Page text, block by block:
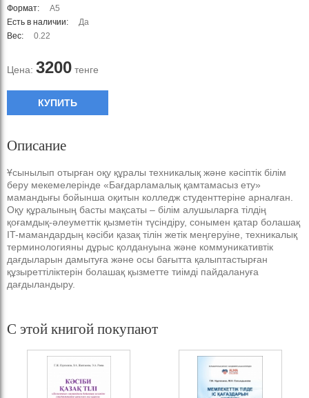
Формат:
А5
Есть в наличии:
Да
Вес:
0.22
Цена: 3200 тенге
КУПИТЬ
Описание
Ұсынылып отырған оқу құралы техникалық және кәсіптік білім
беру мекемелерінде «Бағдарламалық қамтамасыз ету»
мамандығы бойынша оқитын колледж студенттеріне арналған.
Оқу құралының басты мақсаты – білім алушыларға тілдің
қоғамдық-әлеуметтік қызметін түсіндіру, сонымен қатар болашақ
IT-мамандардың кәсіби қазақ тілін жетік меңгеруіне, техникалық
терминологияны дұрыс қолдануына және коммуникативтік
дағдыларын дамытуға және осы бағытта қалыптастырған
құзыреттіліктерін болашақ қызметте тиімді пайдалануға
дағдыландыру.
С этой книгой покупают